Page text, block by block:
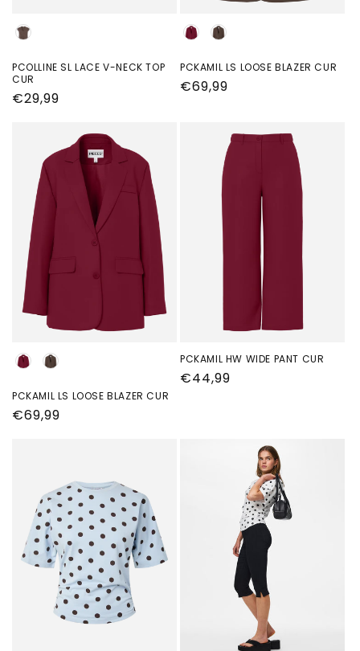
kleur
PCOLLINE SL LACE V-NECK TOP
CUR
Normale
€29,99
kleur
PCKAMIL LS LOOSE BLAZER CUR
Normale
€69,99
kleur
PCKAMIL LS LOOSE BLAZER CUR
Normale
€69,99
PCKAMIL HW WIDE PANT CUR
Normale
€44,99